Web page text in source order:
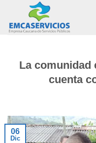
content
La comunidad
cuenta
06
Dic